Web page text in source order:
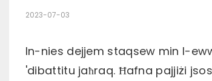
2023-07-03
In-nies dejjem staqsew min l-
'dibattitu jaħraq. Ħafna pajjiżi